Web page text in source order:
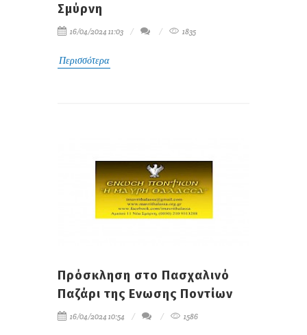
Σμύρνη
16/04/2024 11:03 1835
Περισσότερα
Πρόσκληση στο Πασχαλινό
Παζάρι της Ενωσης Ποντίων
16/04/2024 10:54 1586